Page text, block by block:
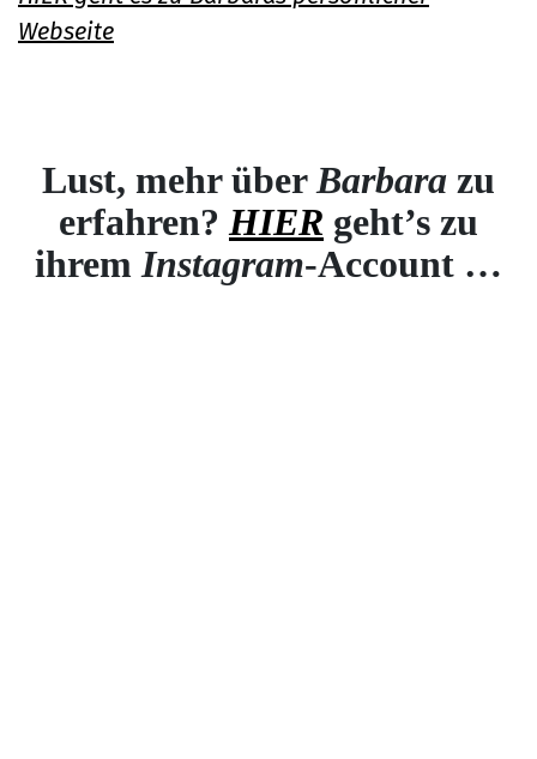
Webseite
Lust, mehr überBarbara zu
erfahren? HIER geht’s zu
ihrem Instagram-Account …